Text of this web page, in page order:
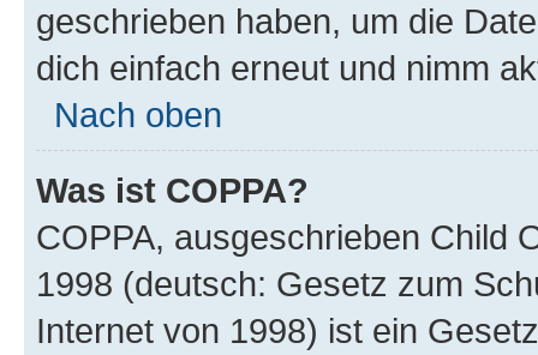
geschrieben haben, um die
dich einfach erneut und nimm
Nach oben
Was ist COPPA?
COPPA, ausgeschrieben Child
1998 (deutsch: Gesetz zum
Internet von 1998) ist ein